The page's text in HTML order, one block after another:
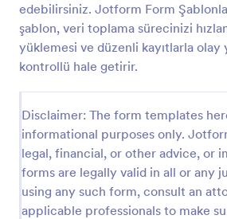
edebilirsiniz. Jotform Form
şablon, veri toplama sürecinizi
yüklemesi ve düzenli kayıtlarla
kontrollü hale getirir.
Disclaimer: The form templates
informational purposes only.
legal, financial, or other advice, or
forms are legally valid in all or any
using any such form, consult an
applicable professionals to make
Vardiya Rapor Formu
Eğer vardiyalı çalışıyorsanız ve
günlük bir rapor yazıyorsanız bunu
sayesinde kolayca vardiya raporu
doldurabilirsiniz.
Go to Category:
Çalışan İş Kazası Tutanak Formları
Şablon Kullan
Önizleme